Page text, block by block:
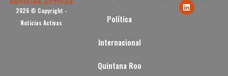
2026 © Copyright -
Noticias Activas
Política
Internacional
Quintana Roo